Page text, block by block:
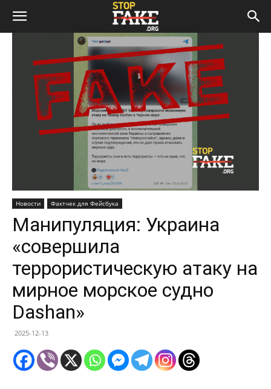
Новости Фактчек для Фейсбука
Манипуляция: Украина
«совершила
террористическую атаку на
мирное морское судно
Dashan»
2025-12-13